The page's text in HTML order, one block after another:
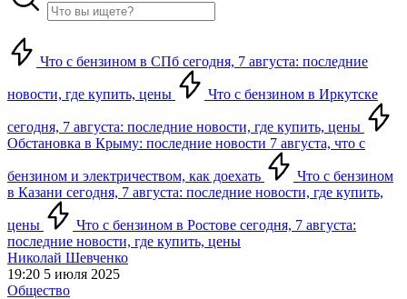
Что с бензином в СПб сегодня, 7 августа: последние
новости, где купить, цены Что с бензином в Иркутске
сегодня, 7 августа: последние новости, где купить, цены
Обстановка в Крыму: последние новости 7 августа, что с
бензином и электричеством, как доехать
Что с бензином
в Казани сегодня, 7 августа: последние новости, где купить,
цены
Что с бензином в Ростове сегодня, 7 августа:
последние новости, где купить, цены
Николай Шевченко
19:20 5 июля 2025
Общество